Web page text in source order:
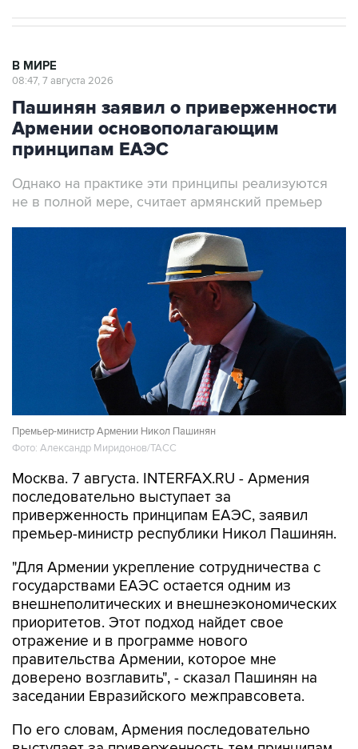
В МИРЕ
08:47, 7 августа 2026
Пашинян заявил о приверженности
Армении основополагающим
принципам ЕАЭС
Однако на практике эти принципы реализуются
не в полной мере, считает армянский премьер
Премьер-министр Армении Никол Пашинян
Фото: Александр Миридонов/ТАСС
Москва. 7 августа. INTERFAX.RU - Армения
последовательно выступает за
приверженность принципам ЕАЭС, заявил
премьер-министр республики Никол Пашинян.
"Для Армении укрепление сотрудничества с
государствами ЕАЭС остается одним из
внешнеполитических и внешнеэкономических
приоритетов. Этот подход найдет свое
отражение и в программе нового
правительства Армении, которое мне
доверено возглавить", - сказал Пашинян на
заседании Евразийского межправсовета.
По его словам, Армения последовательно